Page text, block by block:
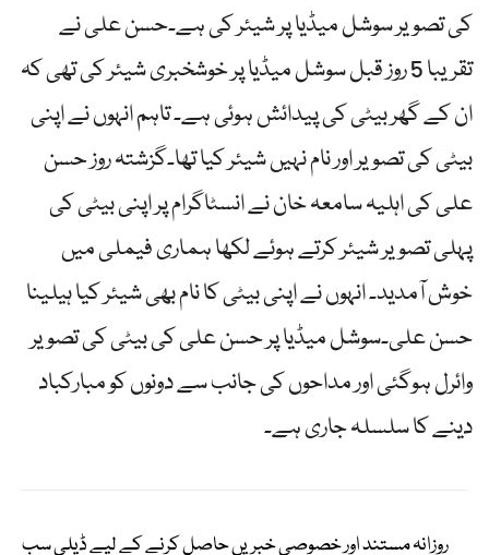
کی تصویر سوشل میڈیا پر شیئر کی ہے۔حسن علی نے
تقریبا 5 روز قبل سوشل میڈیا پر خوشخبری شیئر کی تھی کہ
ان کے گھر بیٹی کی پیدائش ہوئی ہے۔ تاہم انہوں نے اپنی
بیٹی کی تصویر اور نام نہیں شیئر کیا تھا۔گزشتہ روز حسن
علی کی اہلیہ سامعہ خان نے انسٹاگرام پر اپنی بیٹی کی
پہلی تصویر شیئر کرتے ہوئے لکھا ہماری فیملی میں
خوش آمدید۔ انہوں نے اپنی بیٹی کا نام بھی شیئر کیا ہیلینا
حسن علی۔سوشل میڈیا پر حسن علی کی بیٹی کی تصویر
وائرل ہوگئی اور مداحوں کی جانب سے دونوں کو مبارکباد
دینے کا سلسلہ جاری ہے۔
روزانہ مستند اور خصوصی خبریں حاصل کرنے کے لیے ڈیلی سب